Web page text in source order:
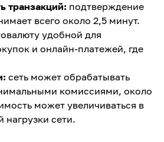
транзакций: подтверждение
всего около 2,5 минут.
удобной для
и онлайн-платежей, где
сеть может обрабатывать
комиссиями, около
может увеличиваться в
сети.